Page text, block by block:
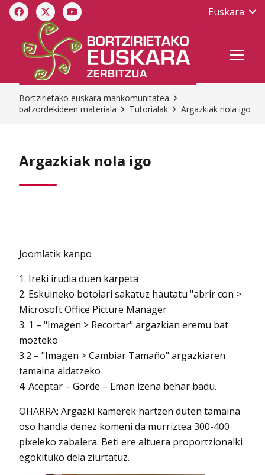
Euskara
Bortzirietako euskara mankomunitatea
batzordekideen materiala
Tutorialak Argazkiak nola igo
Argazkiak nola igo
Joomlatik kanpo
1. Ireki irudia duen karpeta
2. Eskuineko botoiari sakatuz hautatu "abrir con >
Microsoft Office Picture Manager
3. 1 – "Imagen > Recortar" argazkian eremu bat
mozteko
3.2 – "Imagen > Cambiar Tamaño" argazkiaren
tamaina aldatzeko
4. Aceptar – Gorde – Eman izena behar badu.
OHARRA: Argazki kamerek hartzen duten tamaina
oso handia denez komeni da murriztea 300-400
pixeleko zabalera. Beti ere altuera proportzionalki
egokituko dela ziurtatuz.